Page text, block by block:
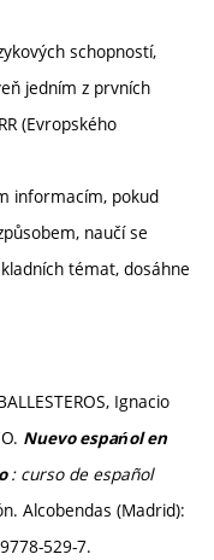
schopností,
jedním z prvních
(Evropského
informacím, pokud
naučí se
témat, dosáhne
Ignacio
Nuevo espańol en
: curso de español
Alcobendas (Madrid):
529-7.